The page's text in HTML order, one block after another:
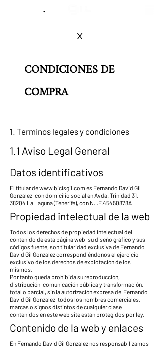
.
x
CONDICIONES DE
COMPRA
1. Terminos legales y condiciones
1.1 Aviso Legal General
Datos identificativos
El titular dewww.bicisgil.com es Fernando David Gil
González, con domicilio social en Avda. Trinidad 31,
38204 La Laguna (Tenerife), con N.I.F.45450878A
Propiedad intelectual de la web
Todos los derechos de propiedad intelectual del
contenido de esta página web, su diseño gráfico y sus
códigos fuente, son titularidad exclusiva de Fernando
David Gil González correspondiéndonos el ejercicio
exclusivo de los derechos de explotación de los
mismos.
Por tanto queda prohibida su reproducción,
distribución, comunicación pública y transformación,
total o parcial, sin la autorización expresa de Fernando
David Gil González, todos los nombres comerciales,
marcas o signos distintos de cualquier clase
contenidos en este web site están protegidos por ley.
Contenido de la web y enlaces
En Fernando David Gil González nos responsabilizamos